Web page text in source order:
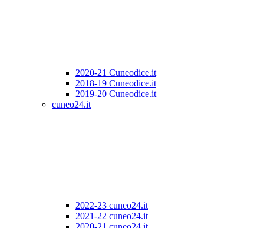
2020-21 Cuneodice.it
2018-19 Cuneodice.it
2019-20 Cuneodice.it
cuneo24.it
2022-23 cuneo24.it
2021-22 cuneo24.it